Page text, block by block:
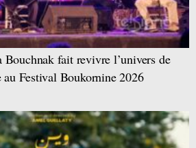
Bouchnak fait revivre l’univers de
Festival Boukornine 2026